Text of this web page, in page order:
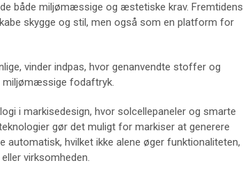
både miljømæssige og æstetiske krav. Fremtidens
skygge og stil, men også som en platform for
vinder indpas, hvor genanvendte stoffer og
miljømæssige fodaftryk.
i markisedesign, hvor solcellepaneler og smarte
gør det muligt for markiser at generere
automatisk, hvilket ikke alene øger funktionaliteten,
virksomheden.